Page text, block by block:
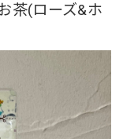
茶(ローズ&ホ